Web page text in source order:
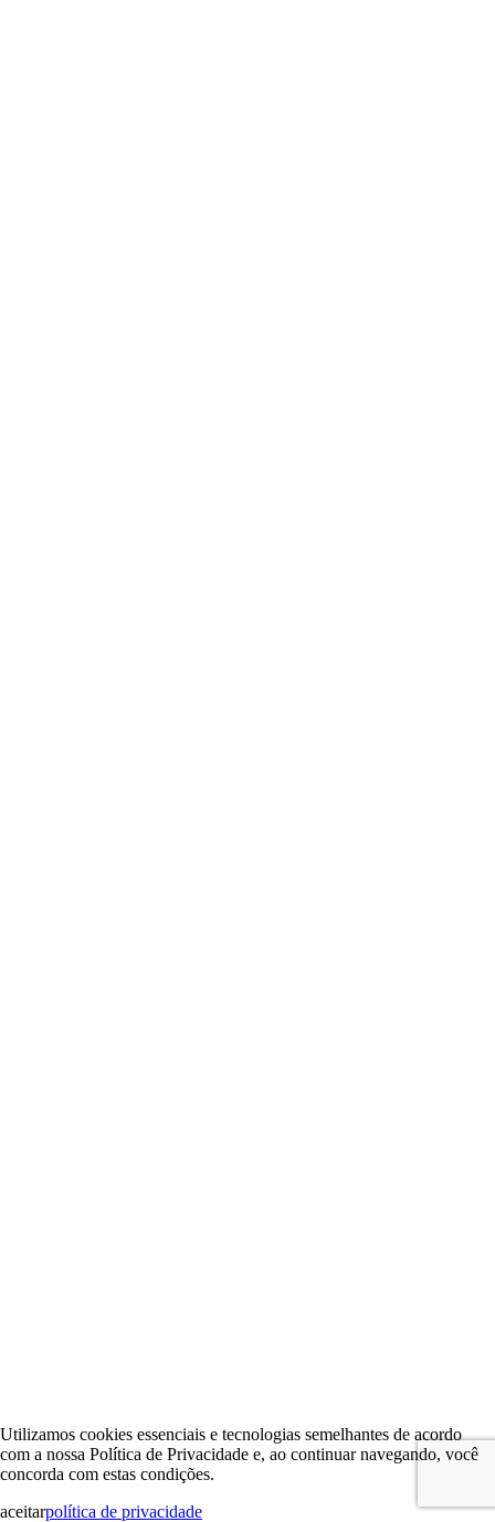
Utilizamos cookies essenciais e tecnologias semelhantes de acordo
com a nossa Política de Privacidade e, ao continuar navegando, você
concorda com estas condições.
aceitarpolítica de privacidade